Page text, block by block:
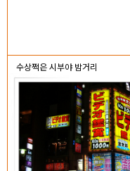
수상쩍은 시부야 밤거리